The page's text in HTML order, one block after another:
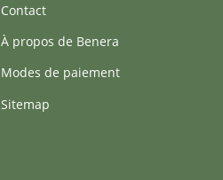
Contact
À propos de Benera
Modes de paiement
Sitemap